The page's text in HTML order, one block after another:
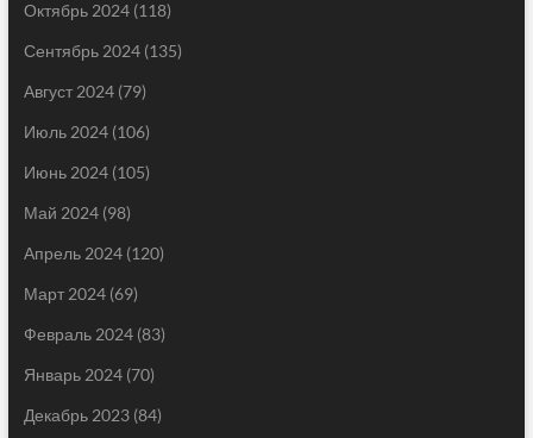
Октябрь 2024(118)
Сентябрь 2024(135)
Август 2024(79)
Июль 2024(106)
Июнь 2024(105)
Май 2024(98)
Апрель 2024(120)
Март 2024(69)
Февраль 2024(83)
Январь 2024(70)
Декабрь 2023(84)